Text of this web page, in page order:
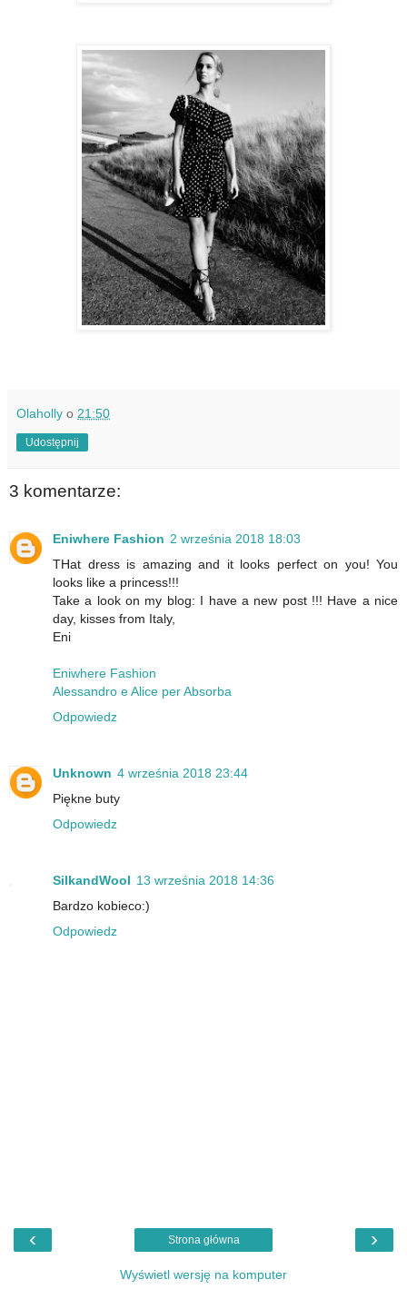
Olaholly o 21:50
Udostępnij
3 komentarze:
Eniwhere Fashion 2 września 2018 18:03
THat dress is amazing and it looks perfect on you! You
looks like a princess!!!
Take a look on my blog: I have a new post !!! Have a nice
day, kisses from Italy,
Eni
Eniwhere Fashion
Alessandro e Alice per Absorba
Odpowiedz
Unknown 4 września 2018 23:44
Piękne buty
Odpowiedz
SilkandWool 13 września 2018 14:36
Bardzo kobieco:)
Odpowiedz
‹ ›
Strona główna
Wyświetl wersję na komputer